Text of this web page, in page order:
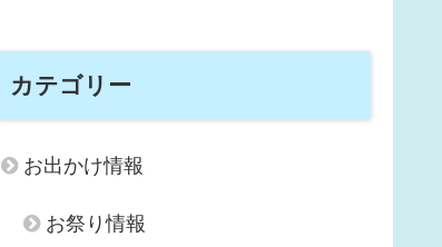
カテゴリー
お出かけ情報
お祭り情報